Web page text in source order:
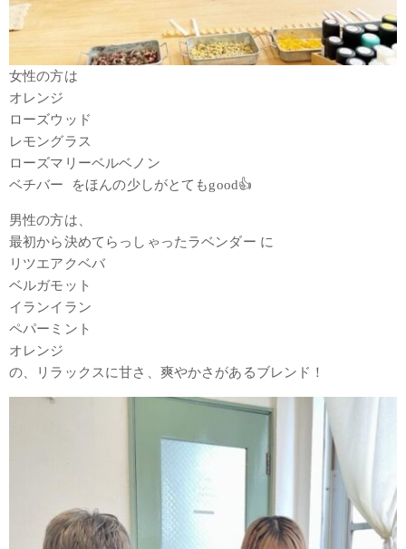
女性の方は
オレンジ
ローズウッド
レモングラス
ローズマリーベルベノン
ベチバー をほんの少しがとてもgood👍
男性の方は、
最初から決めてらっしゃったラベンダー に
リツエアクベバ
ベルガモット
イランイラン
ペパーミント
オレンジ
の、リラックスに甘さ、爽やかさがあるブレンド！